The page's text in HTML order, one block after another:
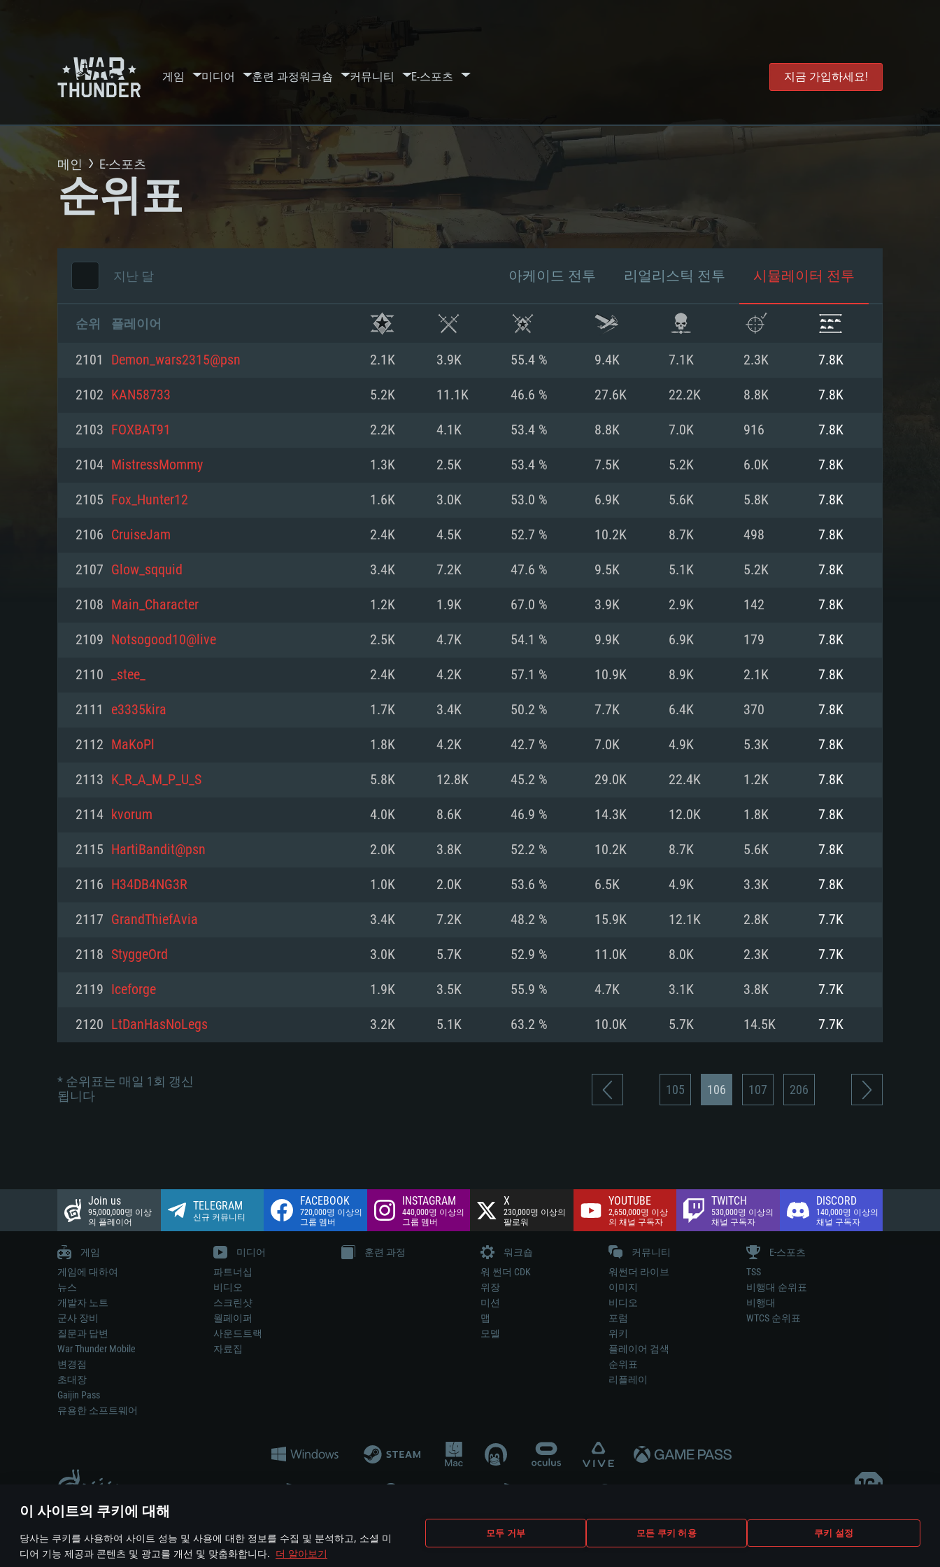
이 사이트의 쿠키에 대해
당사는 쿠키를 사용하여 사이트 성능 및 사용에 대한 정보를 수집 및 분석하고, 소셜 미
디어 기능 제공과 콘텐츠 및 광고를 개선 및 맞춤화합니다. 더 알아보기
모두 거부 모든 쿠키 허용 쿠키 설정
게임 미디어 훈련 과정워크숍 커뮤니티 E-스포츠 지금 가입하세요!
시스템 요구사항
PC MAC Linux
최소사양
운영체제: Windows 10 (64 bit)
프로세서: 2.2 GHz 듀얼코어 이상
메모리: 4GB
그래픽 카드: DirectX 11 이상을 지원하는 AMD
해상도: 720p
네트워크: 브로드밴드 인터넷
여유 저장 공간: 22.1 GB (최소 클라이언트)
권장 사양
운영체제: Windows 10/11 (64 bit)
프로세서: Intel Core i5 또는 Ryzen 5 3600 이상
메모리: 16 GB 이상
그래픽 카드: DirectX 11 이상을 지원하는 Nvidia
최소사양
운영체제: Mac OS Big Sur 11.0
프로세서: 최소 2.2 GHz의 Core i5 (Intel Xeon 은 지
(Mac), 혹은 이와 비슷한 성능을 가지는 Mac 버전
의 AMD/Nvidia. 최소 해상도: 720p
네트워크: 브로드밴드 인터넷
여유 저장 공간: 22.1 GB (최소 클라이언트)
권장 사양
운영체제: Mac OS Big Sur 11.0
프로세서: Core i7 (Intel Xeon 은 지원하지 않습니
네트워크: 브로드밴드 인터넷
여유 저장 공간: 62.2 GB (전체 클라이언트)
최소사양
운영체제: 64bit Linux 중 최신 버전
프로세서: 2.4 GHz 듀얼코어
메모리: 4 GB
그래픽 카드: Vulkan 을 지원하고, 최신 그래픽 드라
와 동급의 성능을 가지며 최신 그래픽 드라이버를
지원하는 AMD (6개월 미만; 최소사양 지원 해상도
권장 사양
운영체제: Ubuntu 20.04 64bit
프로세서: Intel Core i7
메모리: 16 GB
그래픽 카드: Vulkan 을 지원하고, 최신 그래픽 드라
와 동급의 성능을 가지며 최신 그래픽 드라이버를
지원하는 AMD RX 570 (6개월 미만; 최소사양 지원
메인 E-스포츠
순위표
지난 달 아케이드 전투 리얼리스틱 전투 시뮬레이터 전투
순위 플레이어
2101 Demon_wars2315@psn 2.1K 3.9K 55.4 % 9.4K 7.1K 2.3K 7.8K
2102 KAN58733 5.2K 11.1K 46.6 % 27.6K 22.2K 8.8K 7.8K
2103 FOXBAT91 2.2K 4.1K 53.4 % 8.8K 7.0K 916 7.8K
2104 MistressMommy 1.3K 2.5K 53.4 % 7.5K 5.2K 6.0K 7.8K
2105 Fox_Hunter12 1.6K 3.0K 53.0 % 6.9K 5.6K 5.8K 7.8K
2106 CruiseJam 2.4K 4.5K 52.7 % 10.2K 8.7K 498 7.8K
2107 Glow_sqquid 3.4K 7.2K 47.6 % 9.5K 5.1K 5.2K 7.8K
2108 Mаin_Character 1.2K 1.9K 67.0 % 3.9K 2.9K 142 7.8K
2109 Notsogood10@live 2.5K 4.7K 54.1 % 9.9K 6.9K 179 7.8K
2110 _stee_ 2.4K 4.2K 57.1 % 10.9K 8.9K 2.1K 7.8K
2111 e3335kira 1.7K 3.4K 50.2 % 7.7K 6.4K 370 7.8K
2112 MaKoPl 1.8K 4.2K 42.7 % 7.0K 4.9K 5.3K 7.8K
2113 K_R_A_M_P_U_S 5.8K 12.8K 45.2 % 29.0K 22.4K 1.2K 7.8K
2114 kvorum 4.0K 8.6K 46.9 % 14.3K 12.0K 1.8K 7.8K
2115 HartiBandit@psn 2.0K 3.8K 52.2 % 10.2K 8.7K 5.6K 7.8K
2116 H34DB4NG3R 1.0K 2.0K 53.6 % 6.5K 4.9K 3.3K 7.8K
2117 GrandThiefAvia 3.4K 7.2K 48.2 % 15.9K 12.1K 2.8K 7.7K
2118 StyggeOrd 3.0K 5.7K 52.9 % 11.0K 8.0K 2.3K 7.7K
2119 Iceforge 1.9K 3.5K 55.9 % 4.7K 3.1K 3.8K 7.7K
2120 LtDanHasNoLegs 3.2K 5.1K 63.2 % 10.0K 5.7K 14.5K 7.7K
* 순위표는 매일 1회 갱신
됩니다
105 106 107 206
Join us
95,000,000명 이상
의 플레이어
TELEGRAM
신규 커뮤니티
FACEBOOK
720,000명 이상의
그룹 멤버
INSTAGRAM
440,000명 이상의
그룹 멤버
X
230,000명 이상의
팔로워
YOUTUBE
2,650,000명 이상
의 채널 구독자
TWITCH
530,000명 이상의
채널 구독자
DISCORD
140,000명 이상의
채널 구독자
게임
게임에 대하여
뉴스
개발자 노트
군사 장비
질문과 답변
War Thunder Mobile
변경점
초대장
Gaijin Pass
유용한 소프트웨어
미디어
파트너십
비디오
스크린샷
월페이퍼
사운드트랙
자료집
훈련 과정
워크숍
워 썬더 CDK
위장
미션
맵
모델
커뮤니티
워썬더 라이브
이미지
비디오
포럼
위키
플레이어 검색
순위표
리플레이
E-스포츠
TSS
비행대 순위표
비행대
WTCS 순위표
게임 에서 어떠한 현실의 무기나 차량을 묘사하는 것은 무기 개발 업체나 장비 제조 업체가 게임 개발 후원 또는 홍보에 참여하지 않습니다..
© 2011—2026 Gaijin Games Kft. All trademarks, logos and brand names are the property of their respective owners.
이용 약관 이용 약관